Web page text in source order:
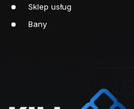
Sklep usług
Bany